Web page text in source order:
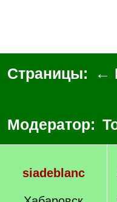
Страницы: ←
Модератор:
siadeblanc